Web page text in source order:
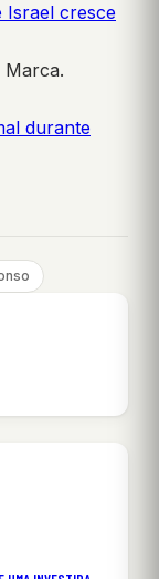
Israel cresce
durante